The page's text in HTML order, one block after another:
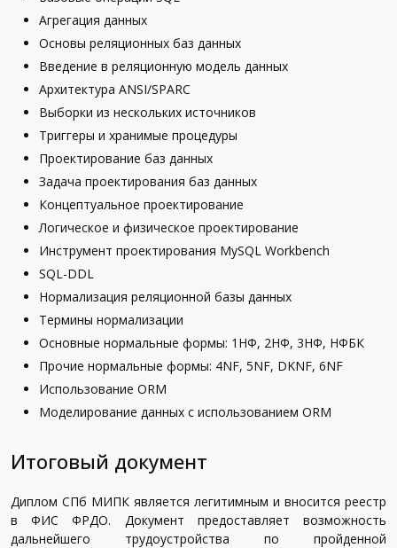
Агрегация данных
Основы реляционных баз данных
Введение в реляционную модель данных
Архитектура ANSI/SPARC
Выборки из нескольких источников
Триггеры и хранимые процедуры
Проектирование баз данных
Задача проектирования баз данных
Концептуальное проектирование
Логическое и физическое проектирование
Инструмент проектирования MySQL Workbench
SQL-DDL
Нормализация реляционной базы данных
Термины нормализации
Основные нормальные формы: 1НФ, 2НФ, 3НФ, НФБК
Прочие нормальные формы: 4NF, 5NF, DKNF, 6NF
Использование ORM
Моделирование данных с использованием ORM
Итоговый документ
Диплом СПб МИПК является легитимным и вносится реестр
в ФИС ФРДО. Документ предоставляет возможность
дальнейшего трудоустройства по пройденной